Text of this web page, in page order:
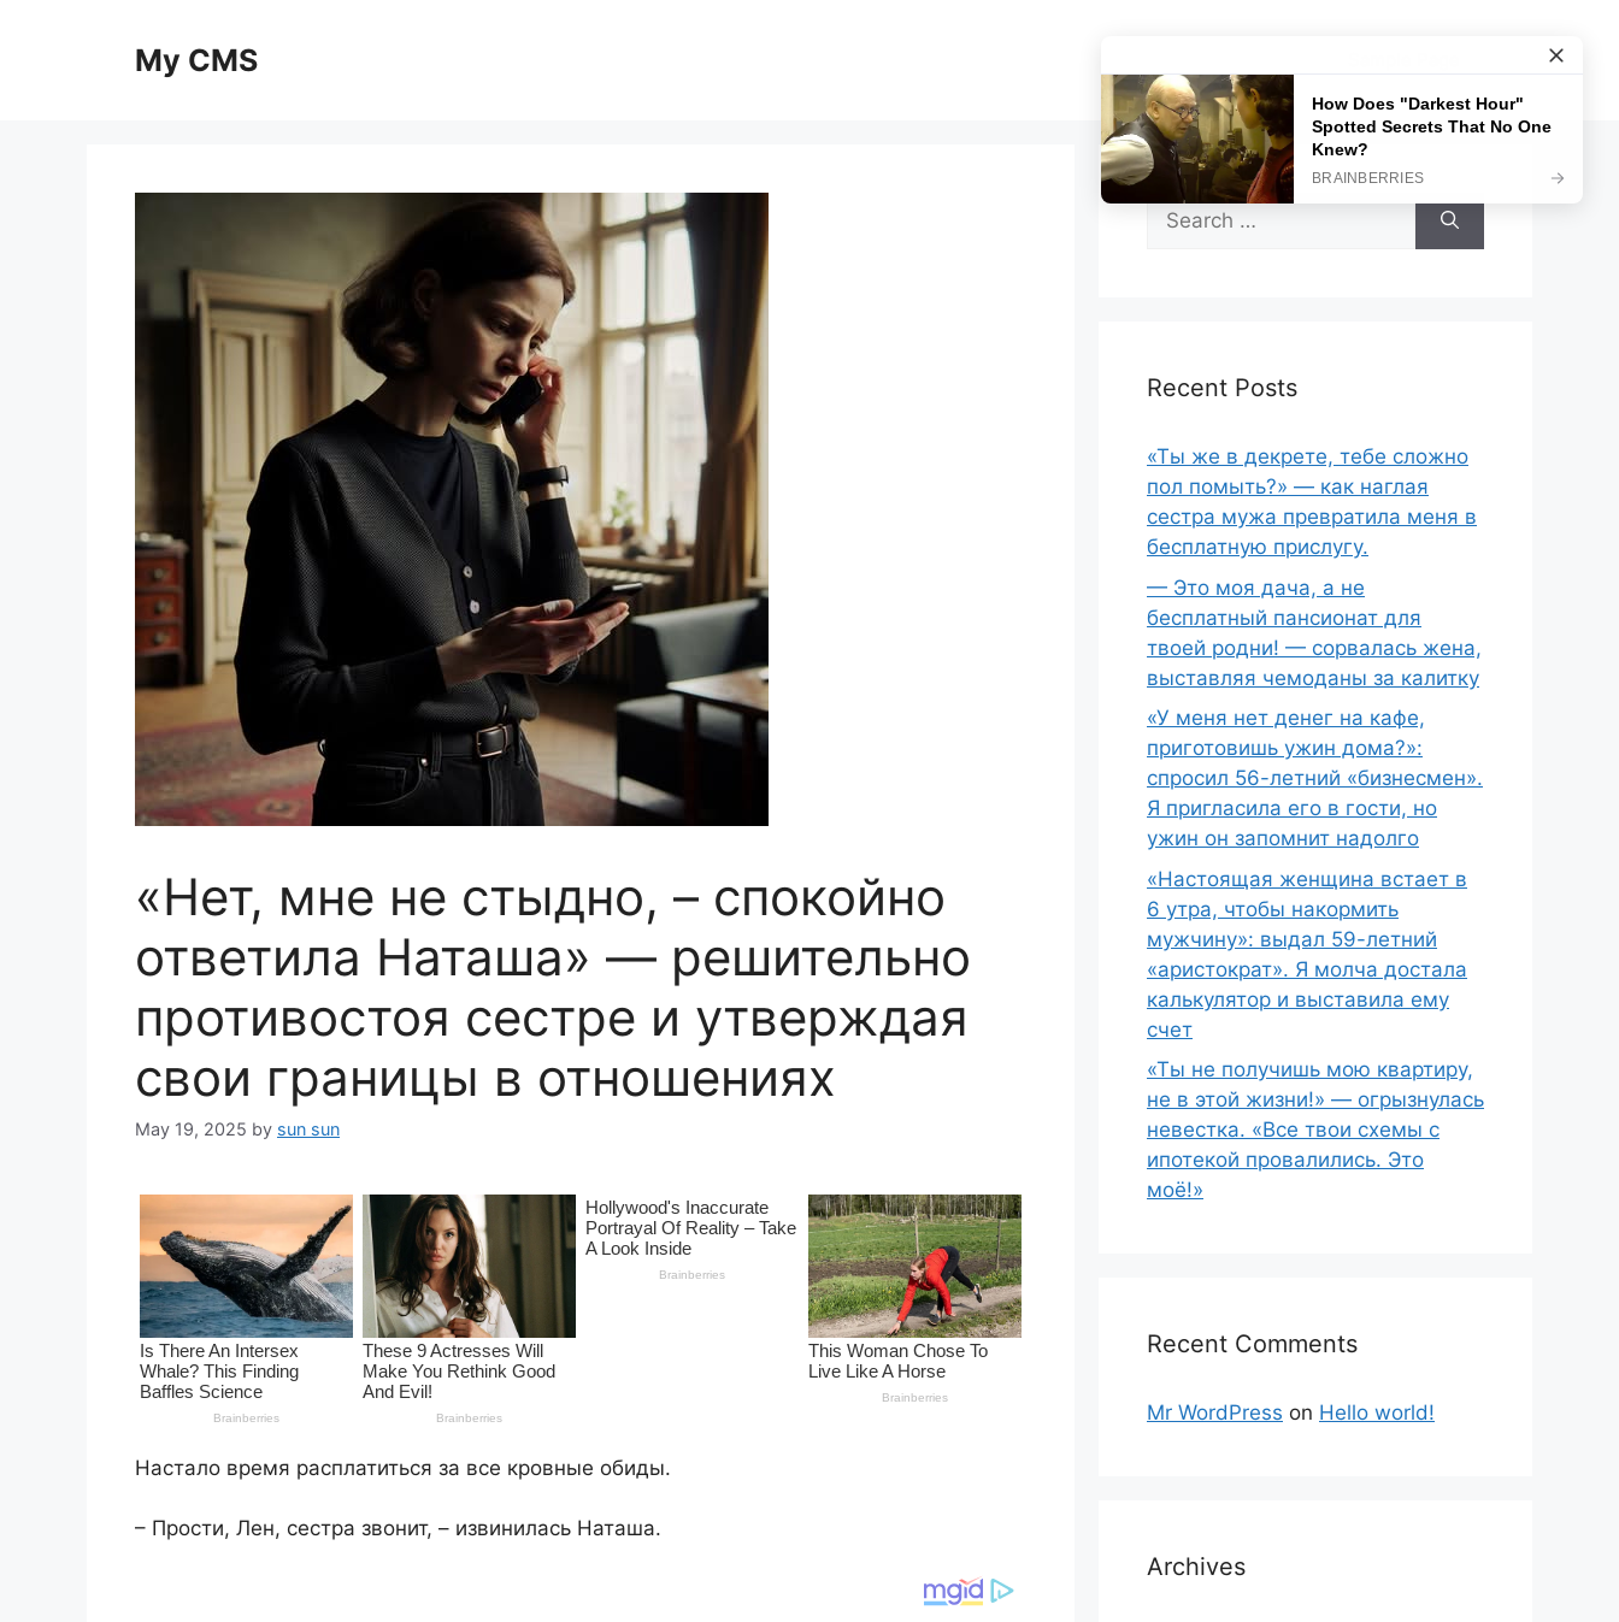
My CMS
«Нет, мне не стыдно, – спокойно
ответила Наташа» — решительно
противостоя сестре и утверждая
свои границы в отношениях
May 19, 2025 by sun sun
Настало время расплатиться за все кровные обиды.
​​– Прости, Лен, сестра звонит, – извинилась Наташа.​
Search
for:
Recent Posts
«Ты же в декрете, тебе сложно
пол помыть?» — как наглая
сестра мужа превратила меня в
бесплатную прислугу.
— Это моя дача, а не
бесплатный пансионат для
твоей родни! — сорвалась жена,
выставляя чемоданы за калитку
«У меня нет денег на кафе,
приготовишь ужин дома?»:
спросил 56-летний «бизнесмен».
Я пригласила его в гости, но
ужин он запомнит надолго
«Настоящая женщина встает в
6 утра, чтобы накормить
мужчину»: выдал 59-летний
«аристократ». Я молча достала
калькулятор и выставила ему
счет
«Ты не получишь мою квартиру,
не в этой жизни!» — огрызнулась
невестка. «Все твои схемы с
ипотекой провалились. Это
моё!»
Recent Comments
Mr WordPress on Hello world!
Archives